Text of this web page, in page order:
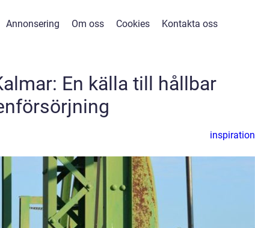
Annonsering Om oss Cookies Kontakta oss
En källa till hållbar
inspiration